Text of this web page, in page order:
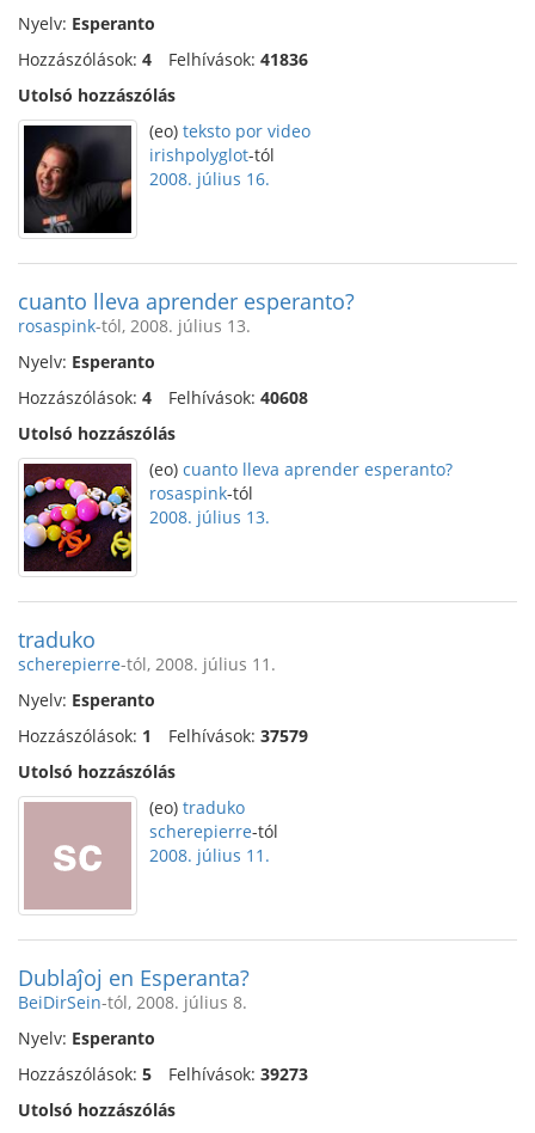
Nyelv: Esperanto
Hozzászólások: 4 Felhívások: 41836
Utolsó hozzászólás
(eo) teksto por video
irishpolyglot-tól
2008. július 16.
cuanto lleva aprender esperanto?
rosaspink-tól, 2008. július 13.
Nyelv: Esperanto
Hozzászólások: 4 Felhívások: 40608
Utolsó hozzászólás
(eo) cuanto lleva aprender esperanto?
rosaspink-tól
2008. július 13.
traduko
scherepierre-tól, 2008. július 11.
Nyelv: Esperanto
Hozzászólások: 1 Felhívások: 37579
Utolsó hozzászólás
(eo) traduko
scherepierre-tól
2008. július 11.
Dublaĵoj en Esperanta?
BeiDirSein-tól, 2008. július 8.
Nyelv: Esperanto
Hozzászólások: 5 Felhívások: 39273
Utolsó hozzászólás